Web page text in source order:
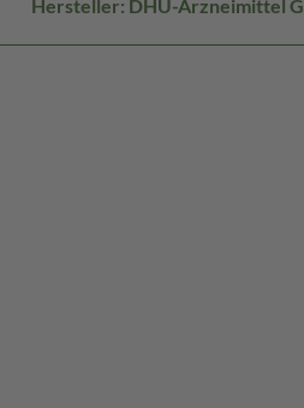
Hersteller: DHU-Arzneimittel